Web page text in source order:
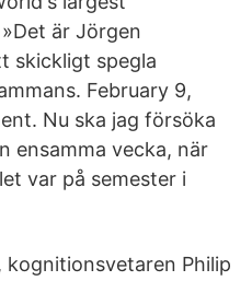
är Jörgen
skickligt spegla
February 9,
Nu ska jag försöka
ensamma vecka, när
var på semester i
kognitionsvetaren Philip